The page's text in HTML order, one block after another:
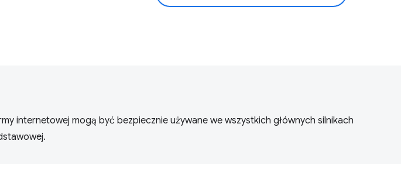
internetowej mogą być bezpiecznie używane we wszystkich głównych silnikach